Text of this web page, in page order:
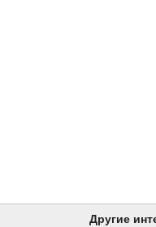
Другие